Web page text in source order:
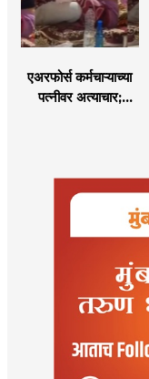
एअरफोर्स कर्मचाऱ्याच्या
पत्नीवर अत्याचार;